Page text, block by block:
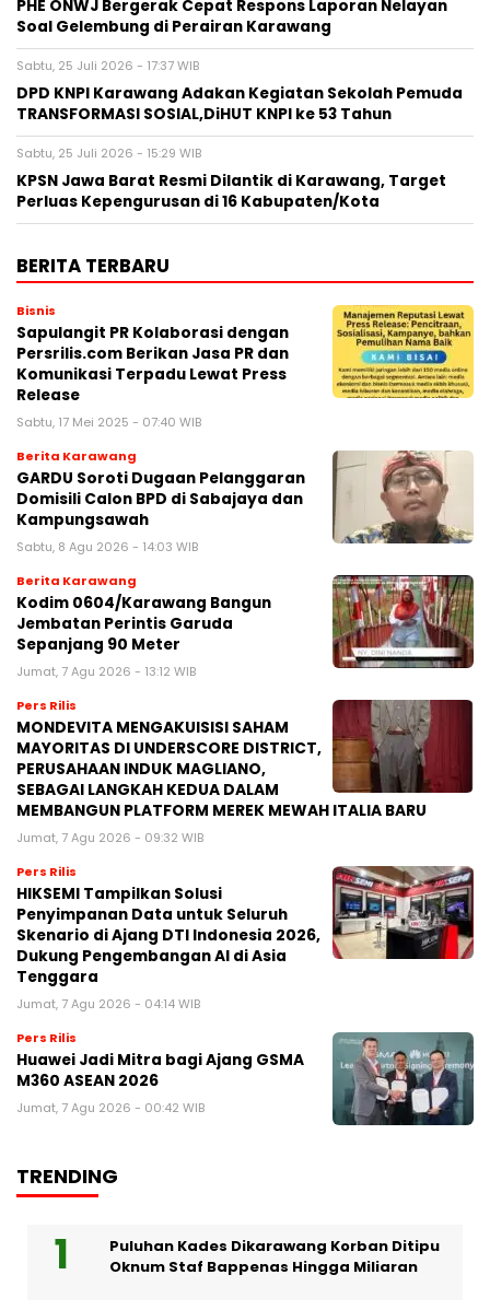
PHE ONWJ Bergerak Cepat Respons Laporan Nelayan
Soal Gelembung di Perairan Karawang
Sabtu, 25 Juli 2026 - 17:37 WIB
DPD KNPI Karawang Adakan Kegiatan Sekolah Pemuda
TRANSFORMASI SOSIAL,DiHUT KNPI ke 53 Tahun
Sabtu, 25 Juli 2026 - 15:29 WIB
KPSN Jawa Barat Resmi Dilantik di Karawang, Target
Perluas Kepengurusan di 16 Kabupaten/Kota
BERITA TERBARU
Bisnis
Sapulangit PR Kolaborasi dengan
Persrilis.com Berikan Jasa PR dan
Komunikasi Terpadu Lewat Press
Release
Sabtu, 17 Mei 2025 - 07:40 WIB
Berita Karawang
GARDU Soroti Dugaan Pelanggaran
Domisili Calon BPD di Sabajaya dan
Kampungsawah
Sabtu, 8 Agu 2026 - 14:03 WIB
Berita Karawang
Kodim 0604/Karawang Bangun
Jembatan Perintis Garuda
Sepanjang 90 Meter
Jumat, 7 Agu 2026 - 13:12 WIB
Pers Rilis
MONDEVITA MENGAKUISISI SAHAM
MAYORITAS DI UNDERSCORE DISTRICT,
PERUSAHAAN INDUK MAGLIANO,
SEBAGAI LANGKAH KEDUA DALAM
MEMBANGUN PLATFORM MEREK MEWAH ITALIA BARU
Jumat, 7 Agu 2026 - 09:32 WIB
Pers Rilis
HIKSEMI Tampilkan Solusi
Penyimpanan Data untuk Seluruh
Skenario di Ajang DTI Indonesia 2026,
Dukung Pengembangan AI di Asia
Tenggara
Jumat, 7 Agu 2026 - 04:14 WIB
Pers Rilis
Huawei Jadi Mitra bagi Ajang GSMA
M360 ASEAN 2026
Jumat, 7 Agu 2026 - 00:42 WIB
TRENDING
Puluhan Kades Dikarawang Korban Ditipu
Oknum Staf Bappenas Hingga Miliaran